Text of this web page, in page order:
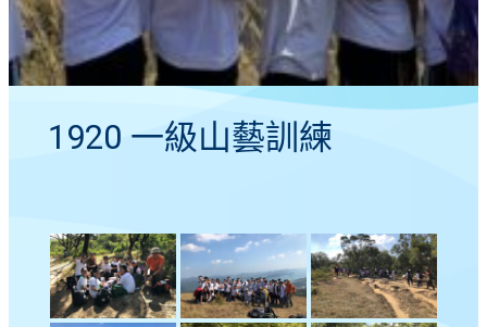
1920 一級山藝訓練